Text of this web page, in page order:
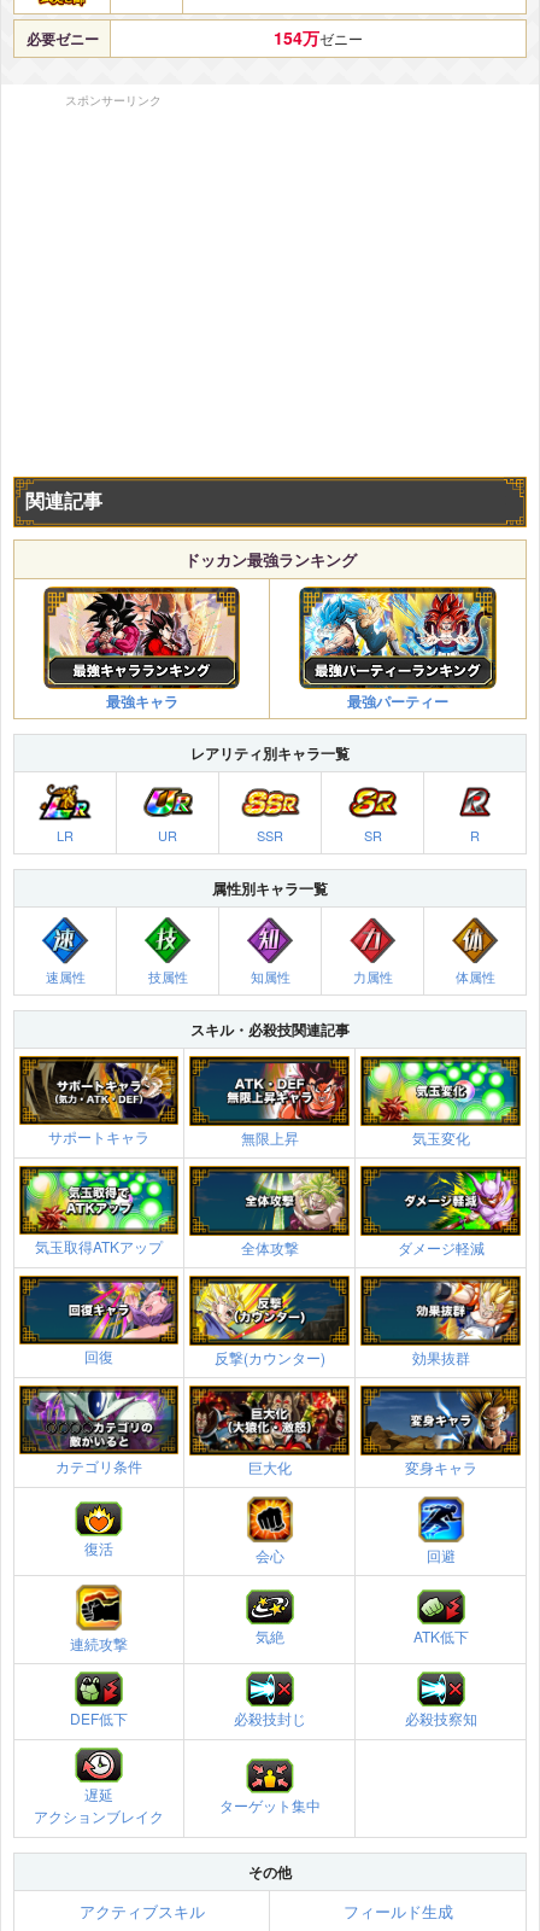
必要ゼニー 154万ゼニー
スポンサーリンク
関連記事
ドッカン最強ランキング
最強キャラ 最強パーティー
レアリティ別キャラ一覧
LR UR SSR SR R
属性別キャラ一覧
速属性 技属性 知属性 力属性 体属性
スキル・必殺技関連記事
サポートキャラ 無限上昇 気玉変化
気玉取得ATKアップ 全体攻撃 ダメージ軽減
回復 反撃(カウンター) 効果抜群
カテゴリ条件 巨大化 変身キャラ
復活 会心 回避
連続攻撃 気絶 ATK低下
DEF低下 必殺技封じ 必殺技察知
遅延
アクションブレイク
ターゲット集中
その他
アクティブスキル フィールド生成